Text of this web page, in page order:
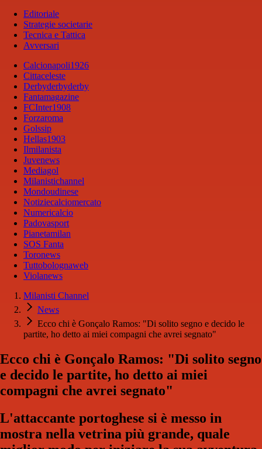
Editoriale
Strategie societarie
Tecnica e Tattica
Avversari
Calcionapoli1926
Cittaceleste
Derbyderbyderby
Fantamagazine
FCInter1908
Forzaroma
Golssip
Hellas1903
Ilmilanista
Juvenews
Mediagol
Milanistichannel
Mondoudinese
Notiziecalciomercato
Numericalcio
Padovasport
Pianetamilan
SOS Fanta
Toronews
Tuttobolognaweb
Violanews
Milanisti Channel
News
Ecco chi è Gonçalo Ramos: "Di solito segno e decido le
partite, ho detto ai miei compagni che avrei segnato"
Ecco chi è Gonçalo Ramos: "Di solito segno
e decido le partite, ho detto ai miei
compagni che avrei segnato"
L'attaccante portoghese si è messo in
mostra nella vetrina più grande, quale